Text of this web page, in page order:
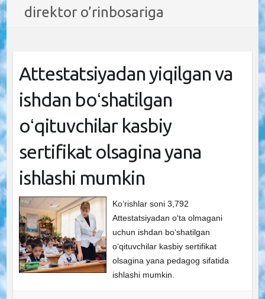
direktor o’rinbosariga
Attestatsiyadan yiqilgan va
ishdan boʻshatilgan
oʻqituvchilar kasbiy
sertifikat olsagina yana
ishlashi mumkin
Ko‘rishlar soni 3,792
Attestatsiyadan oʻta olmagani
uchun ishdan boʻshatilgan
oʻqituvchilar kasbiy sertifikat
olsagina yana pedagog sifatida
ishlashi mumkin.